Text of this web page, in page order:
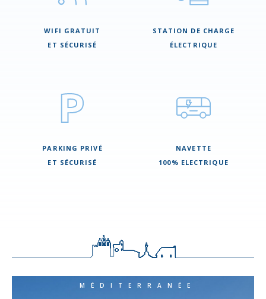
WIFI GRATUIT
ET SÉCURISÉ
STATION DE CHARGE
ÉLECTRIQUE
PARKING PRIVÉ
ET SÉCURISÉ
NAVETTE
100% ELECTRIQUE
MÉDITERRANÉE